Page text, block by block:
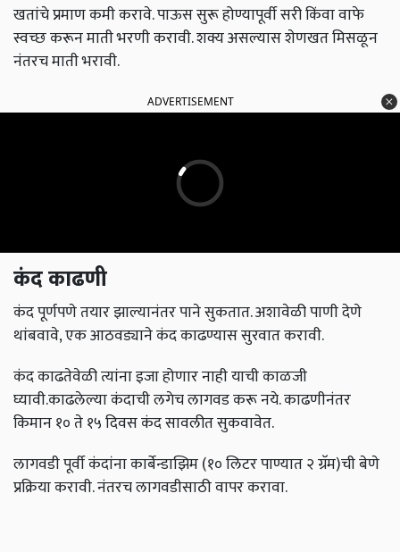
खतांचे प्रमाण कमी करावे. पाऊस सुरू होण्यापूर्वी सरी किंवा वाफे
स्वच्छ करून माती भरणी करावी. शक्य असल्यास शेणखत मिसळून
नंतरच माती भरावी.
ADVERTISEMENT
कंद काढणी
कंद पूर्णपणे तयार झाल्यानंतर पाने सुकतात. अशावेळी पाणी देणे
थांबवावे, एक आठवड्याने कंद काढण्यास सुरवात करावी.
कंद काढतेवेळी त्यांना इजा होणार नाही याची काळजी
घ्यावी.काढलेल्या कंदाची लगेच लागवड करू नये. काढणीनंतर
किमान १० ते १५ दिवस कंद सावलीत सुकवावेत.
लागवडी पूर्वी कंदांना कार्बेन्डाझिम (१० लिटर पाण्यात २ ग्रॅम)ची बेणे
प्रक्रिया करावी. नंतरच लागवडीसाठी वापर करावा.